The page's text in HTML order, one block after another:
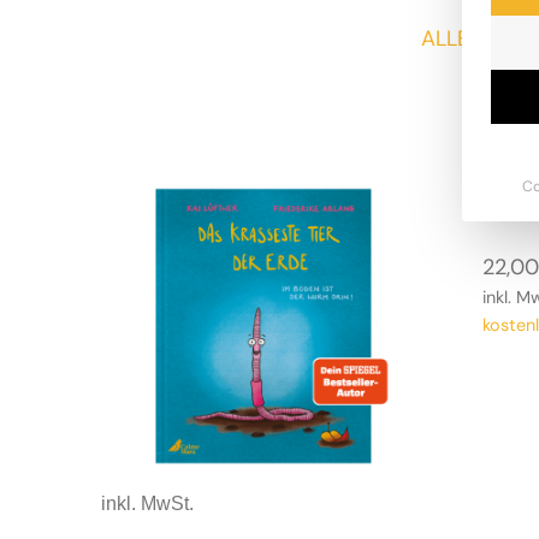
ALLE
inkl.
inkl. MwSt.